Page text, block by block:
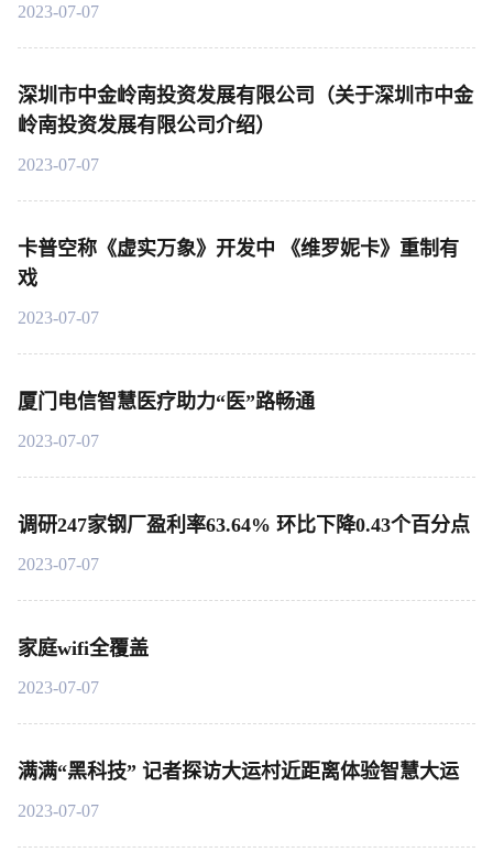
2023-07-07
深圳市中金岭南投资发展有限公司（关于深圳市中金
岭南投资发展有限公司介绍）
2023-07-07
卡普空称《虚实万象》开发中 《维罗妮卡》重制有
戏
2023-07-07
厦门电信智慧医疗助力“医”路畅通
2023-07-07
调研247家钢厂盈利率63.64% 环比下降0.43个百分点
2023-07-07
家庭wifi全覆盖
2023-07-07
满满“黑科技” 记者探访大运村近距离体验智慧大运
2023-07-07